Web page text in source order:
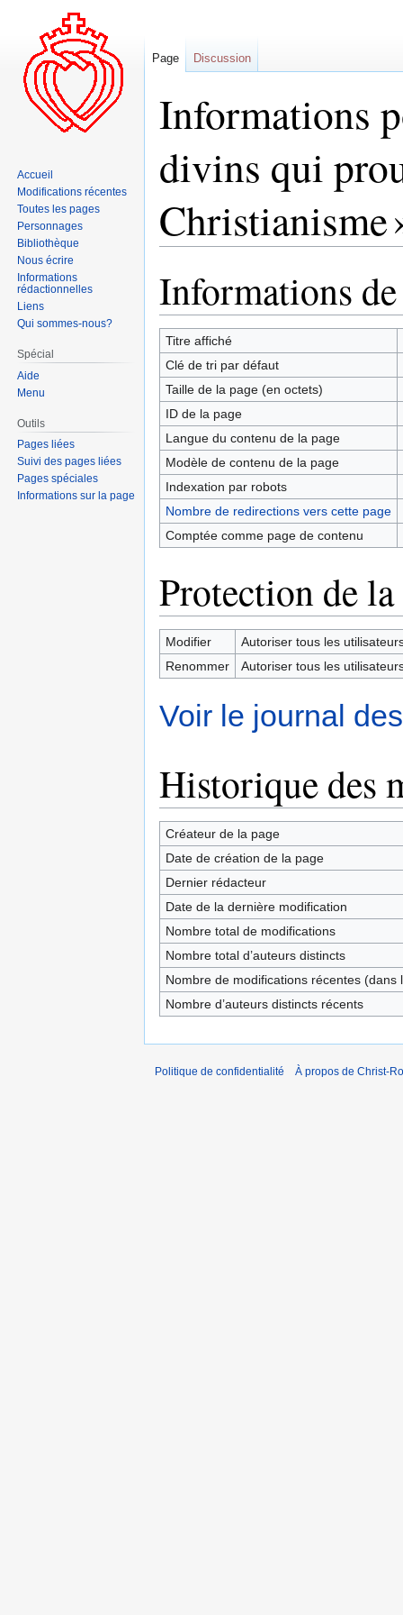
Informations
divins qui
Christianisme
la
navigation
la
recherche
Informations de
Titre affiché
Clé de tri par défaut
Taille de la page (en octets)
ID de la page
Langue du contenu de la page
Modèle de contenu de la page
Indexation par robots
Nombre de redirections vers cette page
Comptée comme page de contenu
Protection de la
Modifier
Autoriser tous les
Renommer
Autoriser tous les
Voir le journal
Historique des
Créateur de la page
Date de création de la page
Dernier rédacteur
Date de la dernière modification
Nombre total de modifications
Nombre total d’auteurs distincts
Nombre de modifications récentes (dans
Nombre d’auteurs distincts récents
Page Discussion
Accueil
Modifications récentes
Toutes les pages
Personnages
Bibliothèque
Nous écrire
Informations
rédactionnelles
Liens
Qui sommes-nous?
Spécial
Aide
Menu
Outils
Pages liées
Suivi des pages liées
Pages spéciales
Informations sur la page
Politique de confidentialité À propos de Christ-